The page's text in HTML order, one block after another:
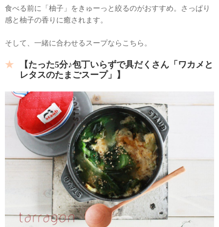
食べる前に「柚子」をきゅーっと絞るのがおすすめ。さっぱり
感と柚子の香りに癒されます。
そして、一緒に合わせるスープならこちら。
【たった5分♪包丁いらずで具だくさん「ワカメと
レタスのたまごスープ」】